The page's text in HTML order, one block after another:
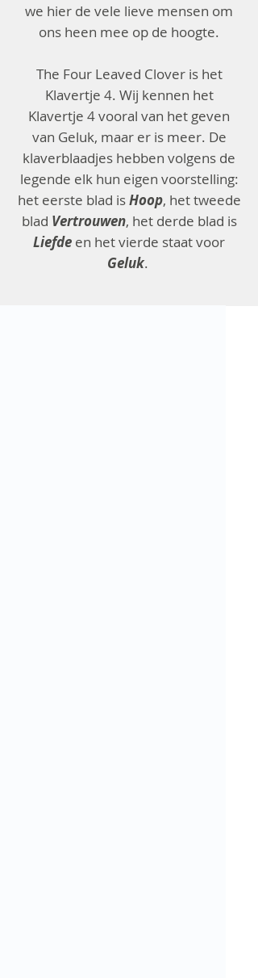
we hier de vele lieve mensen om
ons heen mee op de hoogte.
The Four Leaved Clover is het
Klavertje 4. Wij kennen het
Klavertje 4 vooral van het geven
van Geluk, maar er is meer. De
klaverblaadjes hebben volgens de
legende elk hun eigen voorstelling:
het eerste blad isHoop, het tweede
blad Vertrouwen, het derde blad is
Liefde en het vierde staat voor
Geluk.